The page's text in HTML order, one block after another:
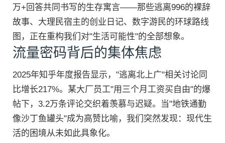
万+回答共同书写的生存寓言——那些逃离996的裸辞
故事、大理民宿主的创业日记、数字游民的环球路线
图，正在重构我们对"生活可能性"的全部想象。
流量密码背后的集体焦虑
2025年知乎年度报告显示，"逃离北上广"相关讨论同
比增长217%。某大厂员工"用三个月工资买自由"的爆
帖下，3.2万条评论交织着羡慕与迟疑。当"地铁通勤
像沙丁鱼罐头"成为高赞比喻，我们突然发现：现代生
活的困境从未如此具象化。